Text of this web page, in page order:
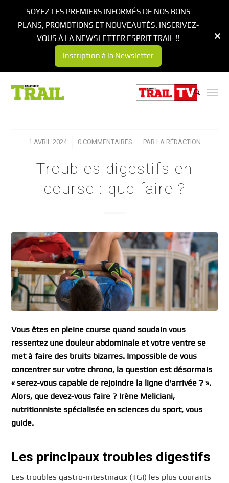
1 AVRIL 2024
/ 0 COMMENTAIRES
/ PAR LA RÉDACTION
Troubles digestifs en
course : que faire ?
Vous êtes en pleine course quand soudain vous
ressentez une douleur abdominale et votre ventre se
met à faire des bruits bizarres. Impossible de vous
concentrer sur votre chrono, la question est désormais
« serez-vous capable de rejoindre la ligne d’arrivée ? ».
Alors, que devez-vous faire ? Irène Meliciani,
nutritionniste spécialisée en sciences du sport, vous
guide.
Les principaux troubles digestifs
Les troubles gastro-intestinaux (TGI) les plus courants
SOYEZ LES PREMIERS INFORMÉS DE NOS BONS
PLANS, PROMOTIONS ET NOUVEAUTÉS. INSCRIVEZ-
VOUS À LA NEWSLETTER ESPRIT TRAIL !!
Inscription à la Newsletter